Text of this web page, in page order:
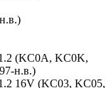
(KC0A, KC0K,
н.в.)
16V (KC03, KC05,